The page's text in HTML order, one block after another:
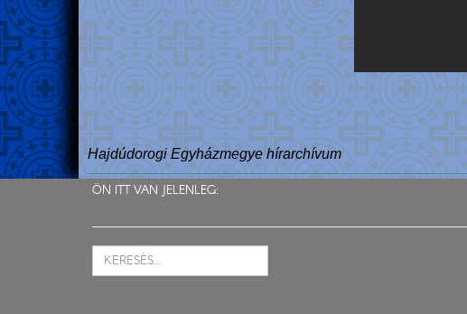
Hajdúdorogi Egyházmegye hírarchívum
ÖN ITT VAN JELENLEG: